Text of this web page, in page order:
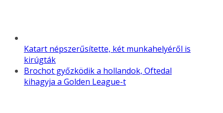
Katart népszerűsítette, két munkahelyéről is
kirúgták
Brochot győzködik a hollandok, Oftedal
kihagyja a Golden League-t